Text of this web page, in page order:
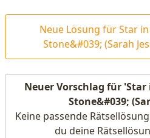
Neue Lösung für Star
Stone&#039; (Sarah
Neuer Vorschlag für
Stone&#039;
Keine passende
du deine